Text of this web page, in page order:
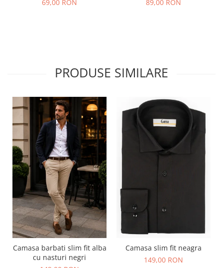
69,00 RON
89,00 RON
PRODUSE SIMILARE
Camasa barbati slim fit alba
cu nasturi negri
Camasa slim fit neagra
149,00 RON